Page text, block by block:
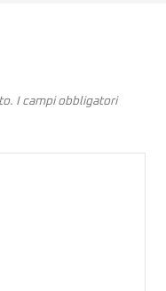
I campi obbligatori